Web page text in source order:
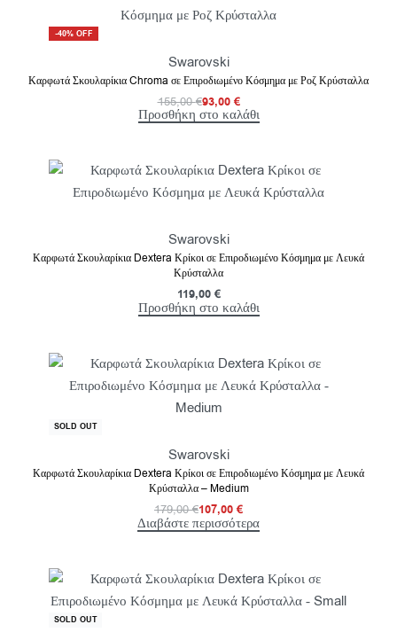
-40% OFF
Swarovski
Καρφωτά Σκουλαρίκια Chroma σε Επιροδιωμένο Κόσμημα με Ροζ Κρύσταλλα
155,00€93,00 €
Προσθήκη στο καλάθι
Swarovski
Καρφωτά Σκουλαρίκια Dextera Κρίκοι σε Επιροδιωμένο Κόσμημα με Λευκά
Κρύσταλλα
119,00 €
Προσθήκη στο καλάθι
-40% OFF
SOLD OUT
Swarovski
Καρφωτά Σκουλαρίκια Dextera Κρίκοι σε Επιροδιωμένο Κόσμημα με Λευκά
Κρύσταλλα – Medium
179,00€107,00 €
Διαβάστε περισσότερα
-40% OFF
SOLD OUT